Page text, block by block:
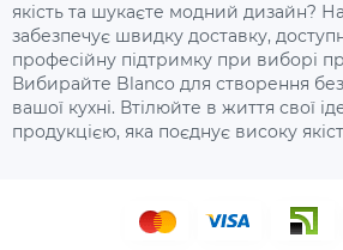
якість та шукаєте модний дизайн?
забезпечує швидку доставку,
професійну підтримку при виборі
Вибирайте Blanco для створення
вашої кухні. Втілюйте в життя свої
продукцією, яка поєднує високу